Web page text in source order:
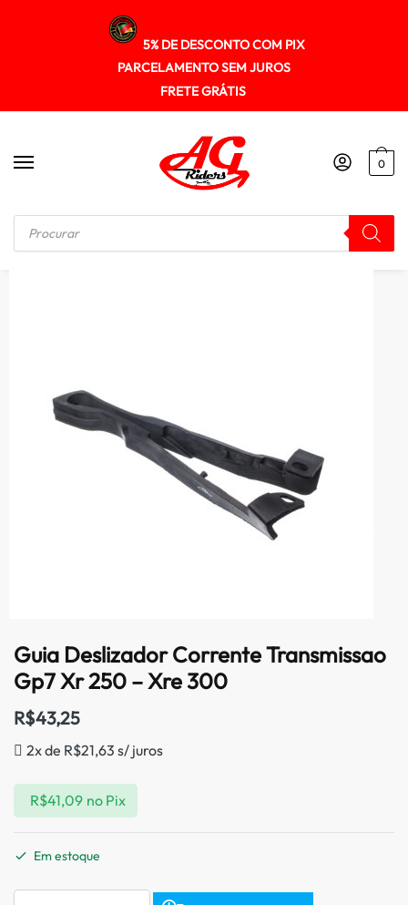
5% DE DESCONTO COM PIX
PARCELAMENTO SEM JUROS
FRETE GRÁTIS
0
Início / KIT RELAÇÃO Guia Deslizador Corrente Transmissao Gp7 Xr 250 – Xre 300
Guia Deslizador Corrente Transmissao
Gp7 Xr 250 – Xre 300
R$43,25
2x de R$21,63 s/ juros
R$41,09 no Pix
Em estoque